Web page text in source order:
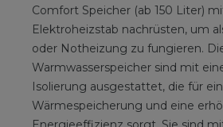
Comfort Speicher (ab 150 Liter)
Elektroheizstab nachrüsten, um
oder Notheizung zu fungieren.
Warmwasserspeicher sind mit
Isolierung ausgestattet, die für
Wärmespeicherung und eine